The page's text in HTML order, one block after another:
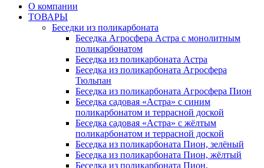
О компании
ТОВАРЫ
Беседки из поликарбоната
Беседка Агросфера Астра с монолитным
поликарбонатом
Беседка из поликарбоната Астра
Беседка из поликарбоната Агросфера
Тюльпан
Беседка из поликарбоната Агросфера Пион
Беседка садовая «Астра» с синим
поликарбонатом и террасной доской
Беседка садовая «Астра» с жёлтым
поликарбонатом и террасной доской
Беседка из поликарбоната Пион, зелёный
Беседка из поликарбоната Пион, жёлтый
Беседка из поликарбоната Пион,